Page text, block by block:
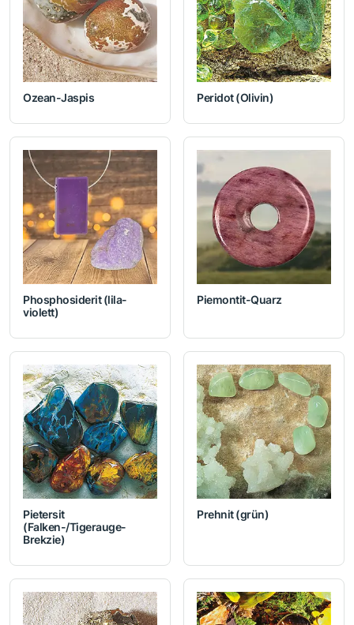
Ozean-Jaspis Peridot (Olivin)
Phosphosiderit (lila-
violett)
Piemontit-Quarz
Pietersit
(Falken-/Tigerauge-
Brekzie)
Prehnit (grün)